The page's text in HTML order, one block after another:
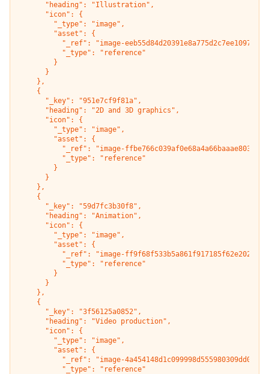
      "heading": "Illustration",
      "icon": {
        "_type": "image",
        "asset": {
"_ref": "image-
          "_type": "reference"
        }
      }
    },
    {
      "_key": "951e7cf9f81a",
      "heading": "2D and 3D graphics",
      "icon": {
        "_type": "image",
        "asset": {
"_ref": "image-
          "_type": "reference"
        }
      }
    },
    {
      "_key": "59d7fc3b30f8",
      "heading": "Animation",
      "icon": {
        "_type": "image",
        "asset": {
"_ref": "image-
          "_type": "reference"
        }
      }
    },
    {
      "_key": "3f56125a0852",
      "heading": "Video production",
      "icon": {
        "_type": "image",
        "asset": {
"_ref": "image-
          "_type": "reference"